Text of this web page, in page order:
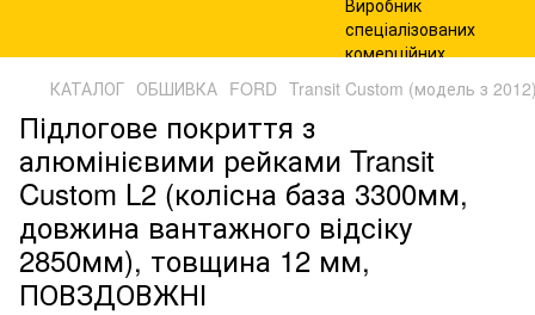
КАТАЛОГ ОБШИВКА FORD Transit Custom (модель з
Підлогове покриття з
алюмінієвими рейками Transit
Custom L2 (колісна база 3300мм,
довжина вантажного відсіку
2850мм), товщина 12 мм,
ПОВЗДОВЖНІ